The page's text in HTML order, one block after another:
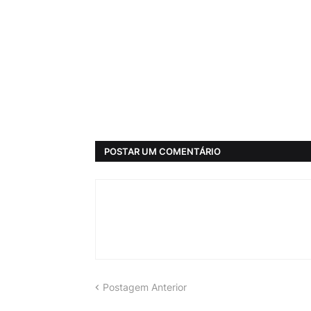
POSTAR UM COMENTÁRIO
Postagem Anterior